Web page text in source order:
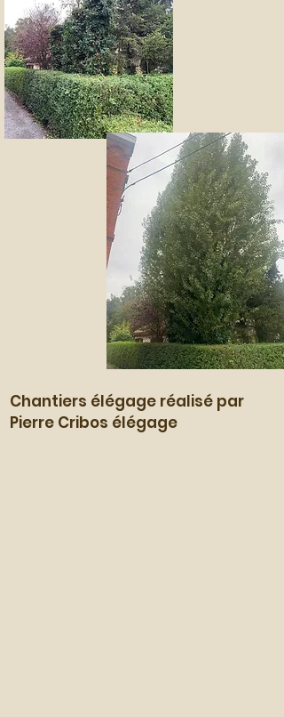
Chantiers élégage réalisé par
Pierre Cribos élégage